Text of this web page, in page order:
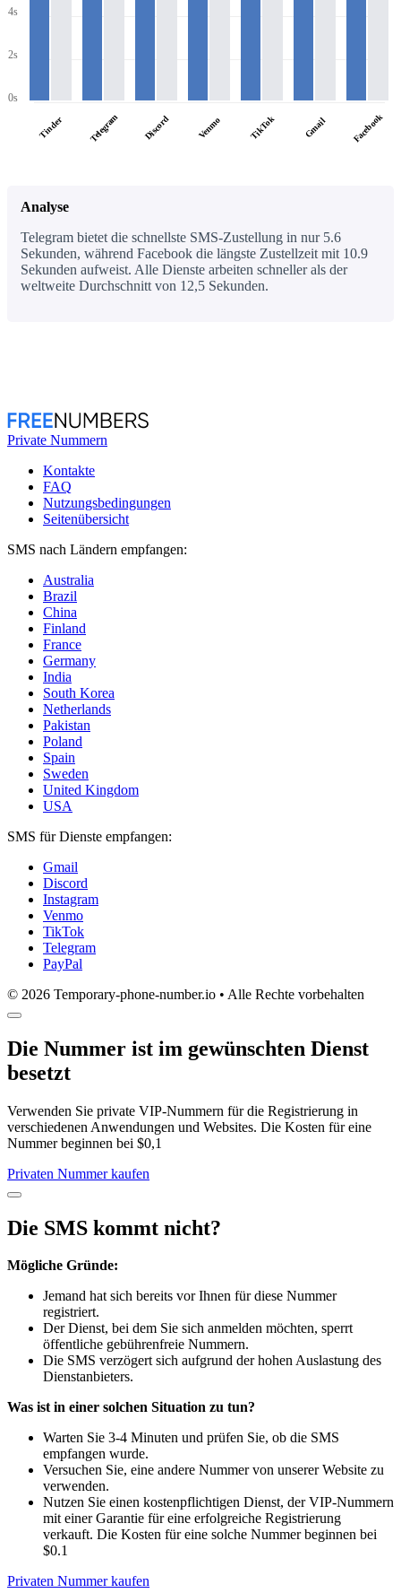
4s
2s
0s
Tinder Telegram Discord Venmo TikTok Gmail Facebook
Analyse
Telegram bietet die schnellste SMS-Zustellung in nur 5.6
Sekunden, während Facebook die längste Zustellzeit mit 10.9
Sekunden aufweist. Alle Dienste arbeiten schneller als der
weltweite Durchschnitt von 12,5 Sekunden.
Private Nummern
Kontakte
FAQ
Nutzungsbedingungen
Seitenübersicht
SMS nach Ländern empfangen:
Australia
Brazil
China
Finland
France
Germany
India
South Korea
Netherlands
Pakistan
Poland
Spain
Sweden
United Kingdom
USA
SMS für Dienste empfangen:
Gmail
Discord
Instagram
Venmo
TikTok
Telegram
PayPal
© 2026 Temporary-phone-number.io • Alle Rechte vorbehalten
Die Nummer ist im gewünschten Dienst
besetzt
Verwenden Sie private VIP-Nummern für die Registrierung in
verschiedenen Anwendungen und Websites. Die Kosten für eine
Nummer beginnen bei $0,1
Privaten Nummer kaufen
Die SMS kommt nicht?
Mögliche Gründe:
Jemand hat sich bereits vor Ihnen für diese Nummer
registriert.
Der Dienst, bei dem Sie sich anmelden möchten, sperrt
öffentliche gebührenfreie Nummern.
Die SMS verzögert sich aufgrund der hohen Auslastung des
Dienstanbieters.
Was ist in einer solchen Situation zu tun?
Warten Sie 3-4 Minuten und prüfen Sie, ob die SMS
empfangen wurde.
Versuchen Sie, eine andere Nummer von unserer Website zu
verwenden.
Nutzen Sie einen kostenpflichtigen Dienst, der VIP-Nummern
mit einer Garantie für eine erfolgreiche Registrierung
verkauft. Die Kosten für eine solche Nummer beginnen bei
$0.1
Privaten Nummer kaufen